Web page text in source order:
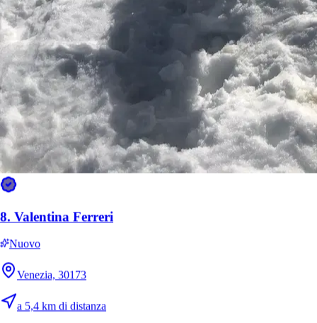
8. Valentina Ferreri
Nuovo
Venezia, 30173
a 5,4 km di distanza